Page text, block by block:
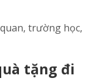
trường học,
tặng đi